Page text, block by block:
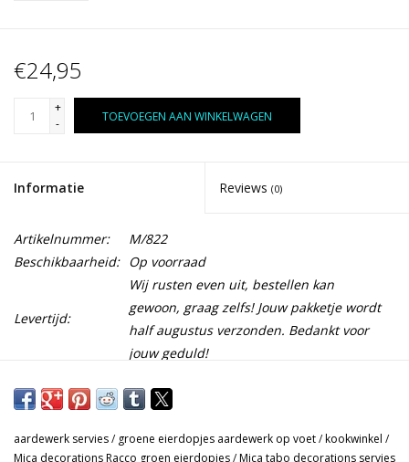
€24,95
+
-
TOEVOEGEN AAN WINKELWAGEN
Informatie Reviews (0)
Artikelnummer:
M/822
Beschikbaarheid: Op voorraad
Levertijd:
Wij rusten even uit, bestellen kan
gewoon, graag zelfs! Jouw pakketje wordt
half augustus verzonden. Bedankt voor
jouw geduld!
Mica heeft een nieuwe servieslijn, Racco groen! Een prachtig
accenten. Het servies is handgemaakt, waardoor geen enkel
aardewerk servies/ groene eierdopjes aardewerk op voet/kookwinkel /
Mica decorations Racco groen eierdopjes/Mica tabo decorations servies